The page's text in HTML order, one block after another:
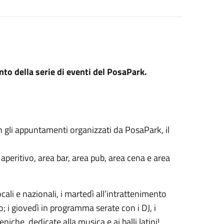
della serie di eventi del PosaPark.
appuntamenti organizzati da PosaPark, il
area bar, area pub, area cena e area
e nazionali, i martedì all’intrattenimento
giovedì in programma serate con i DJ, i